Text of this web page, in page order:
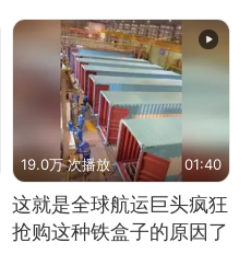
19.0万 次播放 01:40
这就是全球航运巨头疯狂
抢购这种铁盒子的原因了